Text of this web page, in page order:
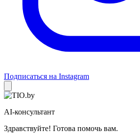
Подписаться на Instagram
AI-консультант
Здравствуйте! Готова помочь вам.